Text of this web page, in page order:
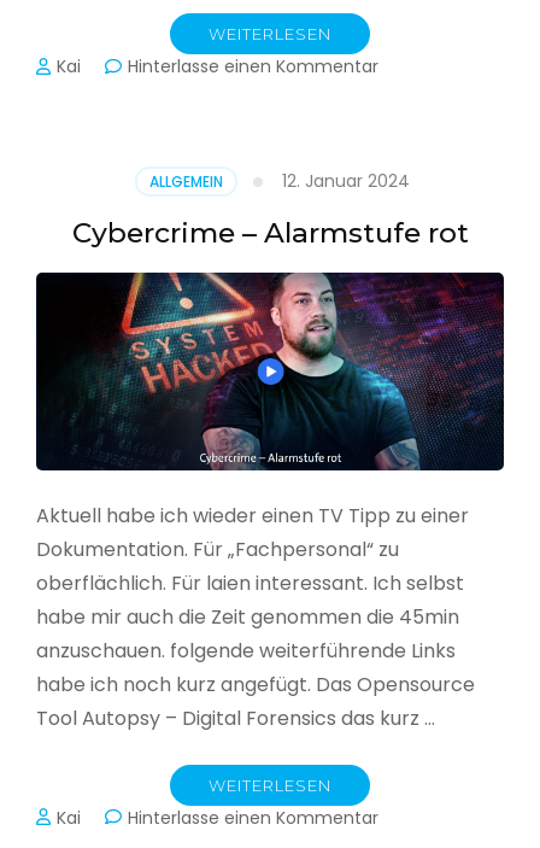
WEITERLESEN
Kai Hinterlasse einen Kommentarzu
Produktion
ALLGEMEIN 12. Januar 2024
Cybercrime – Alarmstufe rot
Aktuell habe ich wieder einen TV Tipp zu einer
Dokumentation. Für „Fachpersonal“ zu
oberflächlich. Für laien interessant. Ich selbst
habe mir auch die Zeit genommen die 45min
anzuschauen. folgende weiterführende Links
habe ich noch kurz angefügt. Das Opensource
Tool Autopsy – Digital Forensics das kurz …
WEITERLESEN
Kai Hinterlasse einen Kommentarzu